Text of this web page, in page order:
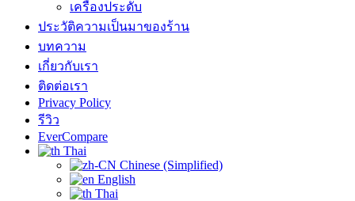
เครื่องประดับ
ประวัติความเป็นมาของร้าน
บทความ
เกี่ยวกับเรา
ติดต่อเรา
Privacy Policy
รีวิว
EverCompare
Thai
Chinese (Simplified)
English
Thai